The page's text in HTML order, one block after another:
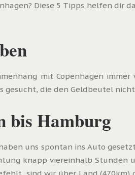
Diese 5 Tipps helfen dir
mit Copenhagen
gesucht, die den Geldbeutel
bis Hamburg
uns spontan ins Auto
knapp viereinhalb Stunden